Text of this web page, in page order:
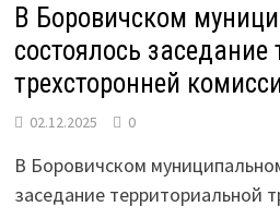
В Боровичском
состоялось заседание
трехсторонней
02.12.2025 0
В Боровичском
заседание территориальной